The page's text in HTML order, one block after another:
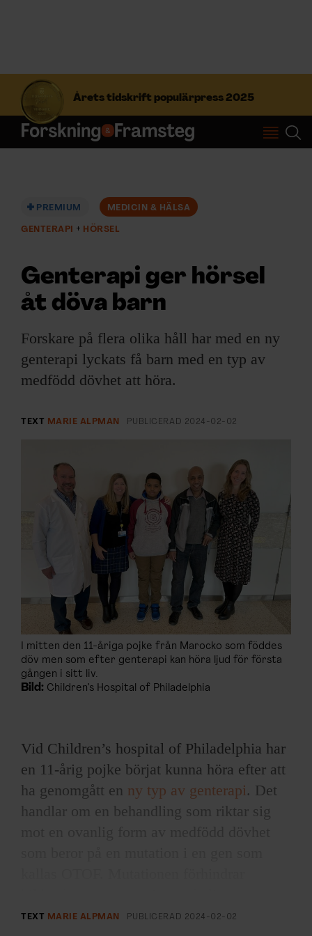
Årets tidskrift populärpress 2025
S
f
t
Prenumerera
ÄMNEN
ARKIV & E-TIDNING
LYSSNA/PODD
SHOP
KONTAKTA F&F
SKRIV I F&F
PRENUMERERA PÅ F&F
ANNONSERA I F&F
OM F&F
PREMIUM MEDICIN & HÄLSA
GENTERAPI HÖRSEL
Genterapi ger hörsel
åt döva barn
Forskare på flera olika håll har med en ny
genterapi lyckats få barn med en typ av
medfödd dövhet att höra.
TEXT MARIE ALPMAN PUBLICERAD 2024-02-02
I mitten den 11-åriga pojke från Marocko som föddes
döv men som efter genterapi kan höra ljud för första
gången i sitt liv.
Bild: Children’s Hospital of Philadelphia
Vid Children’s hospital of Philadelphia har
en 11-årig pojke börjat kunna höra efter att
ha genomgått en ny typ av genterapi. Det
handlar om en behandling som riktar sig
behövs för att hårcellerna i hörselsnäckan
TEXT MARIE ALPMAN PUBLICERAD 2024-02-02